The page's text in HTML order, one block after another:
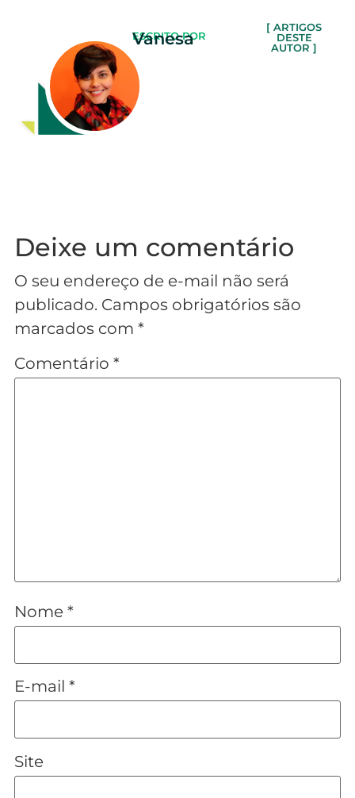
ESCRITO POR
Vanesa
[ ARTIGOS
DESTE
AUTOR ]
Deixe um comentário
O seu endereço de e-mail não será
publicado. Campos obrigatórios são
marcados com *
Comentário *
Nome *
E-mail *
Site